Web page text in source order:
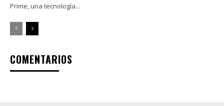
Prime, una tecnología...
COMENTARIOS